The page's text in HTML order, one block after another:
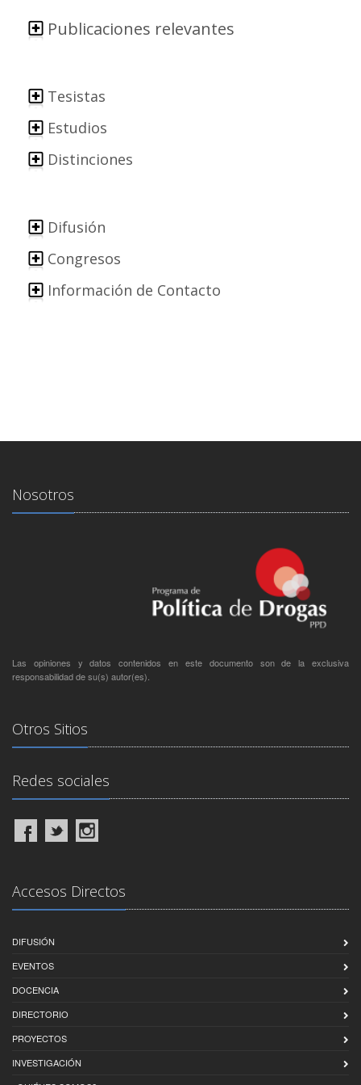
Publicaciones relevantes
Tesistas
Estudios
Distinciones
Difusión
Congresos
Información de Contacto
Nosotros
Las opiniones y datos contenidos en este documento son de la exclusiva
responsabilidad de su(s) autor(es).
Otros Sitios
Redes sociales
Accesos Directos
DIFUSIÓN
EVENTOS
DOCENCIA
DIRECTORIO
PROYECTOS
INVESTIGACIÓN